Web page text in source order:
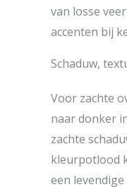
van losse
accenten bij
Schaduw,
Voor zachte
naar donker
zachte
kleurpotlood
een